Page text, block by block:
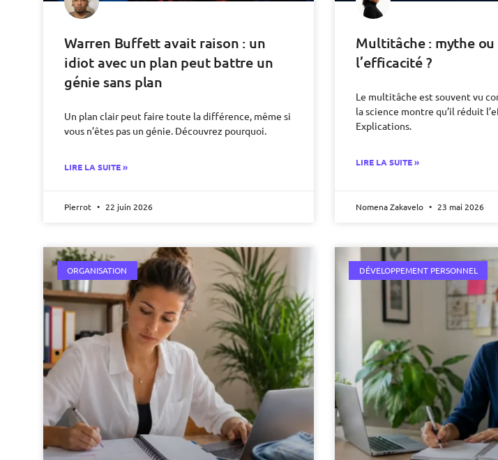
Warren Buffett avait raison : un
idiot avec un plan peut battre un
génie sans plan
Un plan clair peut faire toute la différence, même si
vous n’êtes pas un génie. Découvrez pourquoi.
LIRE LA SUITE »
Pierrot 22 juin 2026
Multitâche : mythe
l’efficacité ?
Le multitâche est souvent vu
la science montre qu’il réduit
Explications.
LIRE LA SUITE »
Nomena Zakavelo 23 mai 2026
ORGANISATION DÉVELOPPEMENT PERSONNEL